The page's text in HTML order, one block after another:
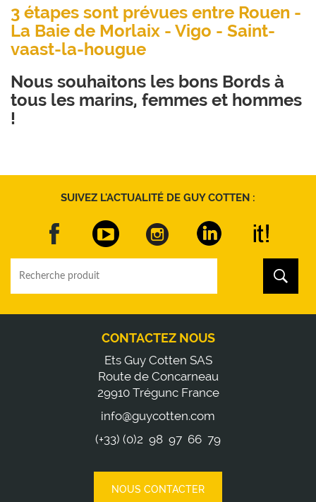
3 étapes sont prévues entre Rouen -
La Baie de Morlaix - Vigo - Saint-
vaast-la-hougue
Nous souhaitons les bons Bords à
tous les marins, femmes et hommes
!
SUIVEZ L'ACTUALITÉ DE GUY COTTEN :
CONTACTEZ NOUS
Ets Guy Cotten SAS
Route de Concarneau
29910 Trégunc France
info@guycotten.com
(+33) (0)2 98 97 66 79
NOUS CONTACTER